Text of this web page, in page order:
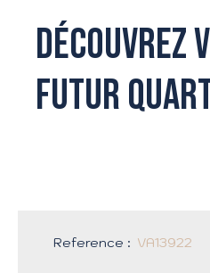
Découvrez
futur
Reference : VA13922